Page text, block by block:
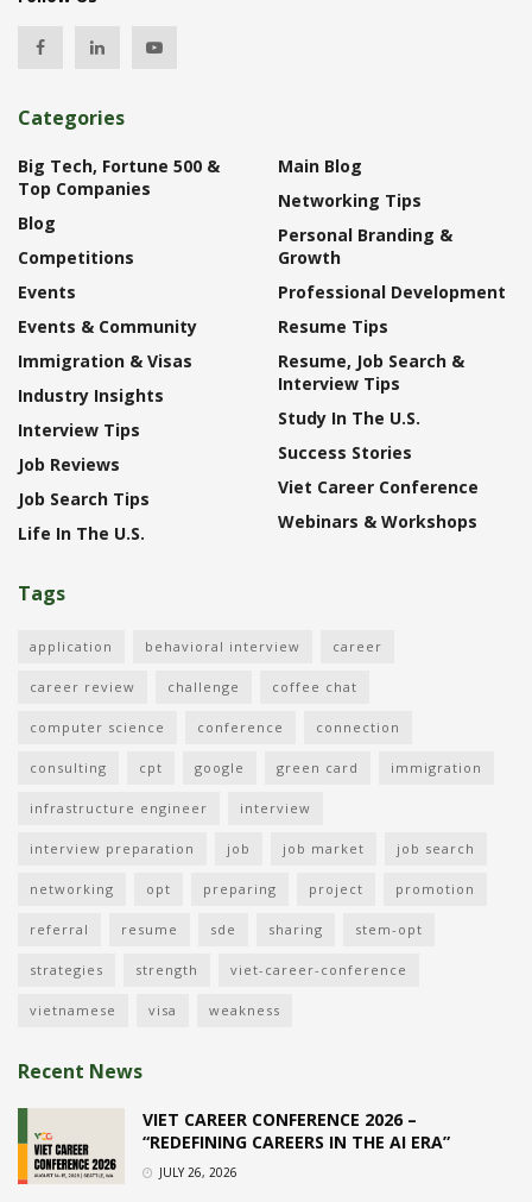
Categories
Big Tech, Fortune 500 &
Top Companies
Blog
Competitions
Events
Events & Community
Immigration & Visas
Industry Insights
Interview Tips
Job Reviews
Job Search Tips
Life In The U.S.
Main Blog
Networking Tips
Personal Branding &
Growth
Professional Development
Resume Tips
Resume, Job Search &
Interview Tips
Study In The U.S.
Success Stories
Viet Career Conference
Webinars & Workshops
Tags
application behavioral interview career
career review challenge coffee chat
computer science conference connection
consulting cpt google green card immigration
infrastructure engineer interview
interview preparation job job market job search
networking opt preparing project promotion
referral resume sde sharing stem-opt
strategies strength viet-career-conference
vietnamese visa weakness
Recent News
VIET CAREER CONFERENCE 2026 –
“REDEFINING CAREERS IN THE AI ERA”
JULY 26, 2026